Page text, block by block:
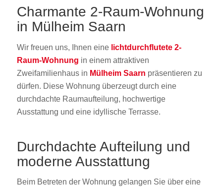
Charmante 2-Raum-Wohnung
in Mülheim Saarn
Wir freuen uns, Ihnen eine lichtdurchflutete 2-
Raum-Wohnung in einem attraktiven
Zweifamilienhaus in Mülheim Saarn präsentieren zu
dürfen. Diese Wohnung überzeugt durch eine
durchdachte Raumaufteilung, hochwertige
Ausstattung und eine idyllische Terrasse.
Durchdachte Aufteilung und
moderne Ausstattung
Beim Betreten der Wohnung gelangen Sie über eine